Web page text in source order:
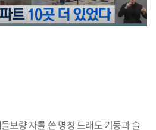
보량 자를 쓴 명칭 드래도 기둥과 슬